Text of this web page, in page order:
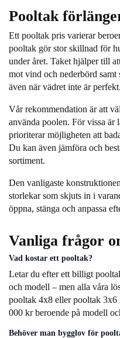
Pooltak
Ett pooltak pris varierar
pooltak gör stor skillnad för
under året. Taket hjälper till
mot vind och nederbörd
även när vädret inte är perfekt.
Vår rekommendation är att
använda poolen. För vissa är
prioriterar möjligheten att
Du kan även jämföra och
sortiment.
Den vanligaste
storlekar som skjuts in i
öppna, stänga och anpassa
Vanliga frågor
Vad kostar ett pooltak?
Letar du efter ett billigt
och modell – men alla våra
pooltak 4x8 eller pooltak
000 kr beroende på modell
Behöver man bygglov för